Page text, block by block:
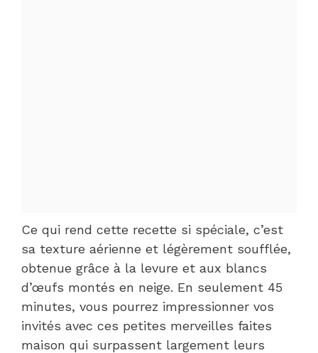
Ce qui rend cette recette si spéciale, c’est
sa texture aérienne et légèrement soufflée,
obtenue grâce à la levure et aux blancs
d’œufs montés en neige. En seulement 45
minutes, vous pourrez impressionner vos
invités avec ces petites merveilles faites
maison qui surpassent largement leurs